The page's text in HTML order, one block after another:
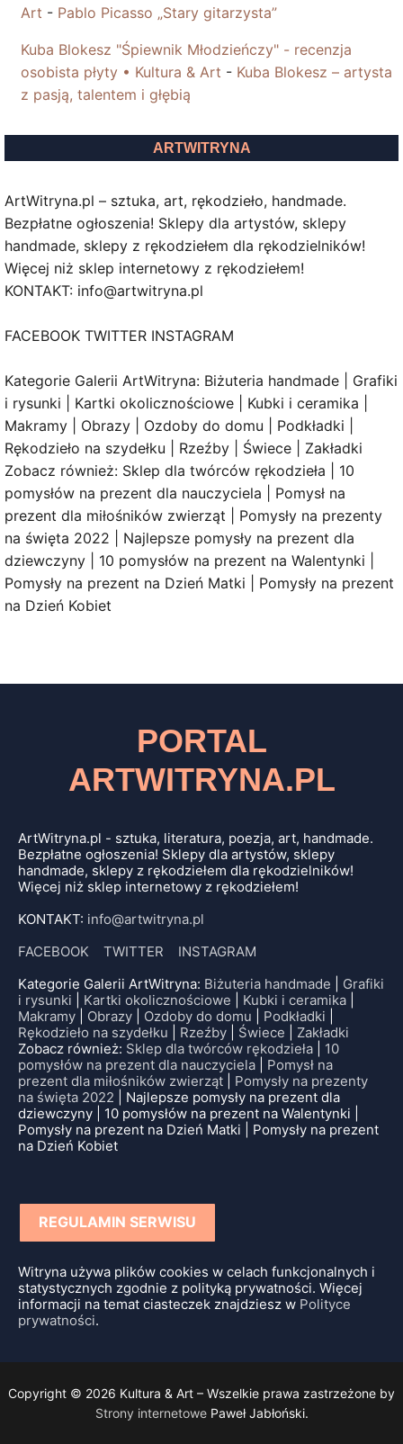
Art - Pablo Picasso „Stary gitarzysta”
Kuba Blokesz "Śpiewnik Młodzieńczy" - recenzja
osobista płyty • Kultura & Art - Kuba Blokesz – artysta
z pasją, talentem i głębią
ARTWITRYNA
ArtWitryna.pl – sztuka, art, rękodzieło, handmade.
Bezpłatne ogłoszenia! Sklepy dla artystów, sklepy
handmade, sklepy z rękodziełem dla rękodzielników!
Więcej niż sklep internetowy z rękodziełem!
KONTAKT: info@artwitryna.pl
FACEBOOK TWITTER INSTAGRAM
Kategorie Galerii ArtWitryna: Biżuteria handmade | Grafiki
i rysunki | Kartki okolicznościowe | Kubki i ceramika |
Makramy | Obrazy | Ozdoby do domu | Podkładki |
Rękodzieło na szydełku | Rzeźby | Świece | Zakładki
Zobacz również: Sklep dla twórców rękodzieła | 10
pomysłów na prezent dla nauczyciela | Pomysł na
prezent dla miłośników zwierząt | Pomysły na prezenty
na święta 2022 | Najlepsze pomysły na prezent dla
dziewczyny | 10 pomysłów na prezent na Walentynki |
Pomysły na prezent na Dzień Matki | Pomysły na prezent
na Dzień Kobiet
PORTAL
ARTWITRYNA.PL
ArtWitryna.pl - sztuka, literatura, poezja, art, handmade.
Bezpłatne ogłoszenia! Sklepy dla artystów, sklepy
handmade, sklepy z rękodziełem dla rękodzielników!
Więcej niż sklep internetowy z rękodziełem!
KONTAKT: info@artwitryna.pl
FACEBOOK
TWITTER
INSTAGRAM
Kategorie Galerii ArtWitryna: Biżuteria handmade
Grafiki
i rysunki
Kartki okolicznościowe Kubki i ceramika
Makramy
Obrazy Ozdoby do domu Podkładki
Rękodzieło na szydełku
Rzeźby Świece
Zakładki
Zobacz również: Sklep dla twórców rękodzieła
10
pomysłów na prezent dla nauczyciela
Pomysł na
prezent dla miłośników zwierząt
Pomysły na prezenty
na święta 2022 | Najlepsze pomysły na prezent dla
dziewczyny | 10 pomysłów na prezent na Walentynki |
Pomysły na prezent na Dzień Matki | Pomysły na prezent
na Dzień Kobiet
REGULAMIN SERWISU
Witryna używa plików cookies w celach funkcjonalnych i
statystycznych zgodnie z polityką prywatności. Więcej
informacji na temat ciasteczek znajdziesz w Polityce
prywatności.
Copyright © 2026 Kultura & Art – Wszelkie prawa zastrzeżone by
Strony internetowePaweł Jabłoński.